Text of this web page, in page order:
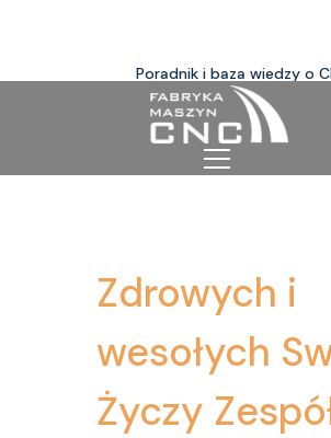
Poradnik i baza wiedzy o
Zdrowych i
wesołych
Życzy